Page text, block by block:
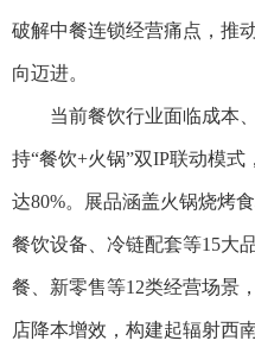
破解中餐连锁经营痛点，推
向迈进。
当前餐饮行业面临成本、
持“餐饮+火锅”双IP联动模
达80%。展品涵盖火锅烧烤
餐饮设备、冷链配套等15大
餐、新零售等12类经营场景
店降本增效，构建起辐射西